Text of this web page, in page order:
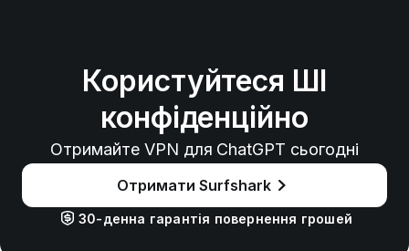
Користуйтеся ШІ
конфіденційно
Отримайте VPN для ChatGPT сьогодні
Отримати Surfshark
30-денна гарантія повернення грошей